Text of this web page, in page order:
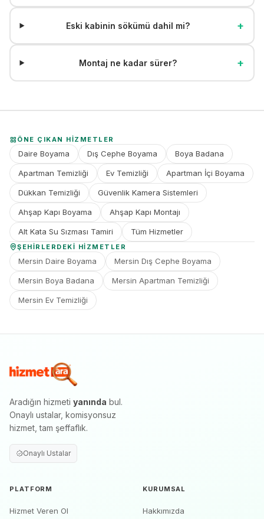
Eski kabinin sökümü dahil mi? +
Montaj ne kadar sürer? +
ÖNE ÇIKAN HIZMETLER
Daire Boyama Dış Cephe Boyama Boya Badana
Apartman Temizliği Ev Temizliği Apartman İçi Boyama
Dükkan Temizliği Güvenlik Kamera Sistemleri
Ahşap Kapı Boyama Ahşap Kapı Montajı
Alt Kata Su Sızması Tamiri Tüm Hizmetler
ŞEHIRLERDEKI HIZMETLER
Mersin Daire Boyama Mersin Dış Cephe Boyama
Mersin Boya Badana Mersin Apartman Temizliği
Mersin Ev Temizliği
Aradığın hizmeti yanında bul.
Onaylı ustalar, komisyonsuz
hizmet, tam şeffaflık.
Onaylı Ustalar
PLATFORM
Hizmet Veren Ol
KURUMSAL
Hakkımızda